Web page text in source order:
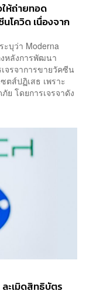
ให้ถ่ายทอด
นโควิด เนื่องจาก
ะบุว่า Moderna
งหลังการพัฒนา
จรจาการขายวัคซีน
ส์ปฏิเสธ เพราะ
ย โดยการเจรจาดัง
ะเมิดสิทธิบัตร